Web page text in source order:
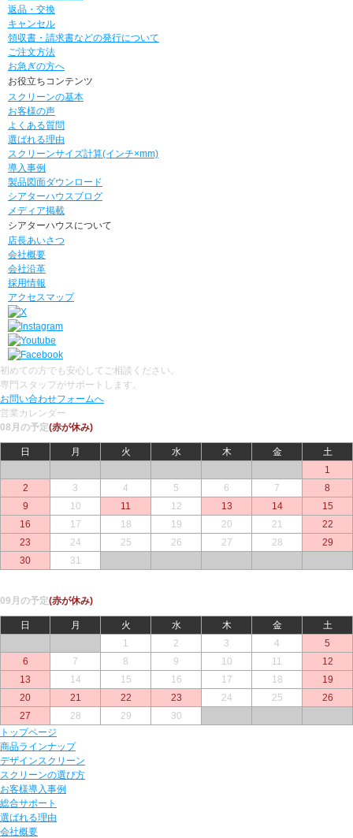
返品・交換
キャンセル
領収書・請求書などの発行について
ご注文方法
お急ぎの方へ
お役立ちコンテンツ
スクリーンの基本
お客様の声
よくある質問
選ばれる理由
スクリーンサイズ計算(インチ×mm)
導入事例
製品図面ダウンロード
シアターハウスブログ
メディア掲載
シアターハウスについて
店長あいさつ
会社概要
会社沿革
採用情報
アクセスマップ
初めての方でも安心してご相談ください。
専門スタッフがサポートします。
お問い合わせフォームへ
営業カレンダー
08月の予定(赤が休み)
日 月 火 水 木 金
土
1
2
3 4 5 6 7
8
9
10 11 12 13 14
15
16
17 18 19 20 21
22
23
24 25 26 27 28
29
30
31
09月の予定(赤が休み)
日 月 火 水 木 金
土
1 2 3 4
5
6
7 8 9 10 11
12
13
14 15 16 17 18
19
20
21 22 23 24 25
26
27
28 29 30
トップページ
商品ラインナップ
デザインスクリーン
スクリーンの選び方
お客様導入事例
総合サポート
選ばれる理由
会社概要